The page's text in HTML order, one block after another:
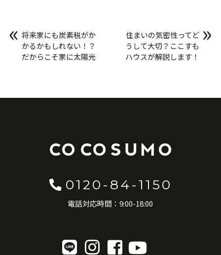
« 将来家にも炭素税がか
かるかもしれない！？
だからこそ家に太陽光
住まいの気密性ってど
うして大切？ここすも
ハウスが解説します！
»
0120-84-1150
電話対応時間：9:00-18:00